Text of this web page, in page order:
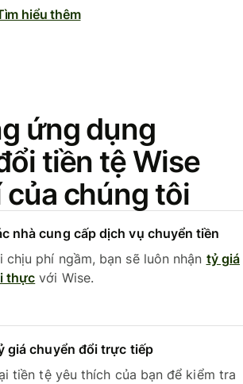
hiểu thêm
ứng dụng
tiền tệ Wise
của chúng tôi
nhà cung cấp dịch vụ chuyển tiền
chịu phí ngầm, bạn sẽ luôn nhận tỷ giá
thực với Wise.
giá chuyển đổi trực tiếp
tiền tệ yêu thích của bạn để kiểm tra